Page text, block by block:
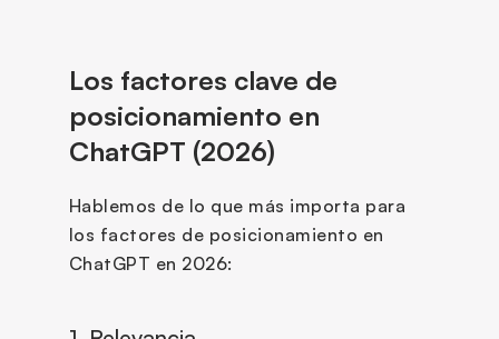
Los factores clave de
posicionamiento en
ChatGPT (2026)
Hablemos de lo que más importa para
los factores de posicionamiento en
ChatGPT en 2026: